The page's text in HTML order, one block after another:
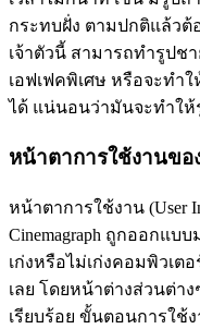
กระทบฝั่ง ตามปกติแล้วต้
เจ้าตัวนี้ สามารถทำรูปช
เอฟเฟคพิเศษ หรือจะทำ
ได้ แน่นอนว่ามันจะทำให้
หน้าตาการใช้งานขอ
หน้าตาการใช้งาน (User
Cinemagraph ถูกออกแบ
เก่งหรือไม่เก่งคอมพิวเต
เลย โดยหน้าต่างส่วนต่าง
เรียบร้อย ขั้นตอนการใช้